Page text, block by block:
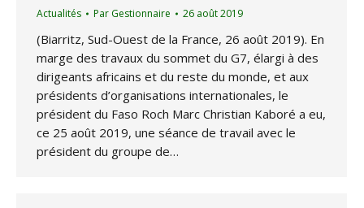
Actualités Par Gestionnaire 26 août 2019
(Biarritz, Sud-Ouest de la France, 26 août 2019). En
marge des travaux du sommet du G7, élargi à des
dirigeants africains et du reste du monde, et aux
présidents d’organisations internationales, le
président du Faso Roch Marc Christian Kaboré a eu,
ce 25 août 2019, une séance de travail avec le
président du groupe de…